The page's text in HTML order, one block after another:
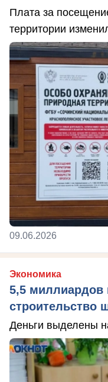
Плата за
территории
09.06.2026
Экономика
5,5 миллиардов
строительство
Деньги выделены